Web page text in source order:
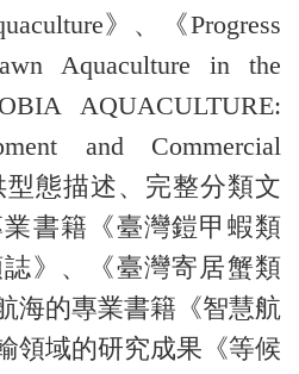
》、《Progress
Aquaculture in the
AQUACULTURE:
and Commercial
型態描述、完整分類文
書籍《臺灣鎧甲蝦類
》、《臺灣寄居蟹類
海的專業書籍《智慧航
領域的研究成果《等候